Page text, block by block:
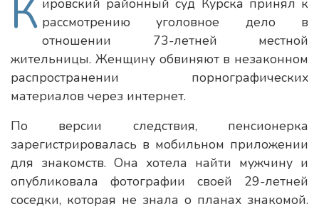
К ировский районный суд Курска принял к
рассмотрению уголовное дело в
отношении 73-летней местной
жительницы. Женщину обвиняют в незаконном
распространении порнографических
материалов через интернет.
По версии следствия, пенсионерка
зарегистрировалась в мобильном приложении
для знакомств. Она хотела найти мужчину и
опубликовала фотографии своей 29-летней
соседки, которая не знала о планах знакомой.